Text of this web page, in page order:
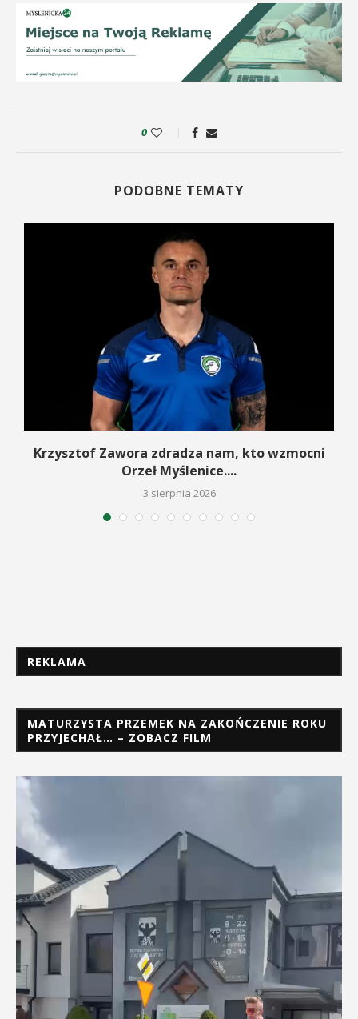
0
PODOBNE TEMATY
Krzysztof Zawora zdradza nam, kto wzmocni
Orzeł Myślenice....
3 sierpnia 2026
REKLAMA
MATURZYSTA PRZEMEK NA ZAKOŃCZENIE ROKU
PRZYJECHAŁ… – ZOBACZ FILM
Odtwarzacz